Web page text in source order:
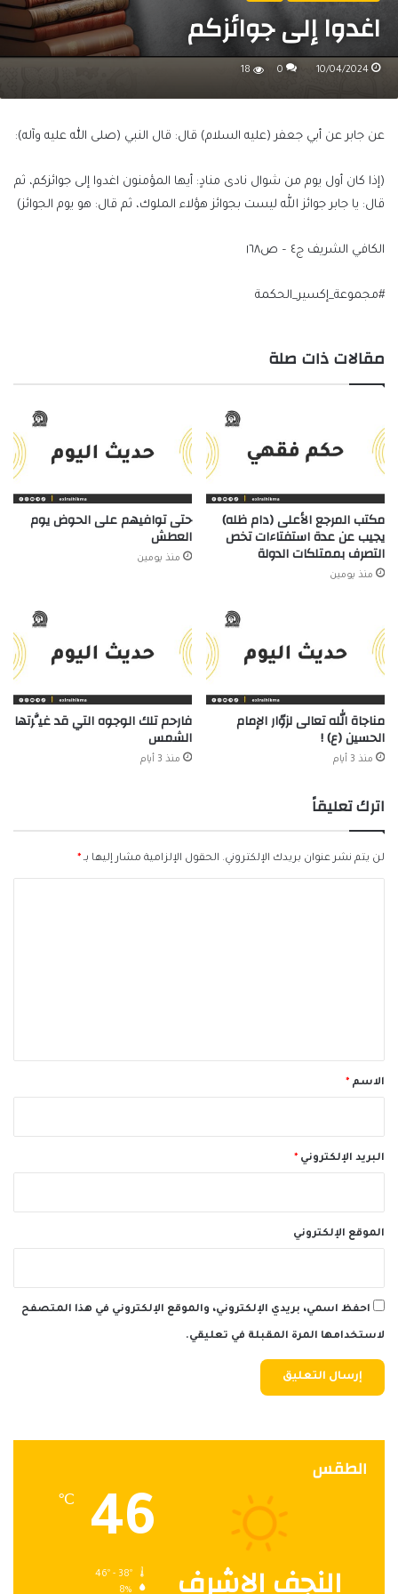
اغدوا إلى جوائزكم
10/04/2024
0
18
عن جابر عن أبي جعفر (عليه السلام) قال: قال النبي (صلى اللّٰه عليه وآله):
(إذا كان أول يوم من شوال نادى منادٍ: أيها المؤمنون اغدوا إلى جوائزكم، ثم
قال: يا جابر جوائز الله ليست بجوائز هؤلاء الملوك، ثم قال: هو يوم الجوائز)
الكافي الشريف ج٤ – ص١٦٨
#مجموعة_إكسير_الحكمة
مقالات ذات صلة
مكتب المرجع الأعلى (دام ظله)
يجيب عن عدة استفتاءات تخص
التصرف بممتلكات الدولة
منذ يومين
حتى توافيهم على الحوض يوم
العطش
منذ يومين
مناجاة الله تعالى لزوّار الإمام
الحسين (ع) !
منذ 3 أيام
فارحم تلك الوجوه التي قد غيَّرتها
الشمس
منذ 3 أيام
اترك تعليقاً
لن يتم نشر عنوان بريدك الإلكتروني. الحقول الإلزامية مشار إليها بـ *
*الاسم *
البريد الإلكتروني *
الموقع الإلكتروني
احفظ اسمي، بريدي الإلكتروني، والموقع الإلكتروني في هذا المتصفح
لاستخدامها المرة المقبلة في تعليقي.
الطقس
46
℃
8%